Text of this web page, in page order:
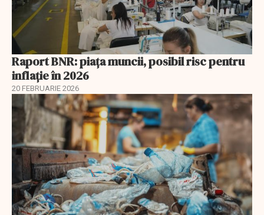
Raport BNR: piața muncii, posibil risc pentru
inflație în 2026
20 FEBRUARIE 2026